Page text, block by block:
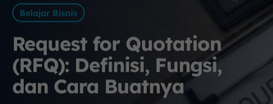
Belajar Bisnis
Request for Quotation
(RFQ): Definisi, Fungsi,
dan Cara Buatnya